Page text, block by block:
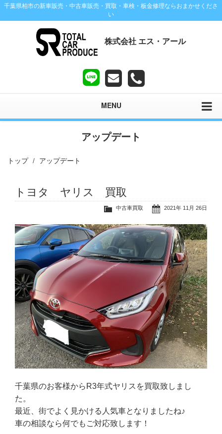
千葉県柏市の新車販売・中古車販売・買取・車検・板金修理ならおまかせくださ
い
株式会社 エス・アール
MENU
アップデート
トップ アップデート
トヨタ ヤリス 買取
2021年 11月 26日
中古車買取
千葉県のお客様からR3年式ヤリスを買取致しまし
た。
最近、街でよく見かける人気車となりましたね♪
車の相談なら何でもご対応致します！